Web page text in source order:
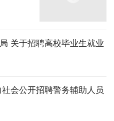
关于招聘高校毕业生就业
会公开招聘警务辅助人员